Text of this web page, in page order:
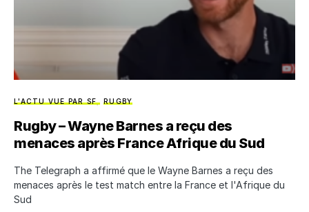
L'ACTU VUE PAR SF RUGBY
Rugby – Wayne Barnes a reçu des
menaces après France Afrique du Sud
The Telegraph a affirmé que le Wayne Barnes a reçu des
menaces après le test match entre la France et l'Afrique du
Sud